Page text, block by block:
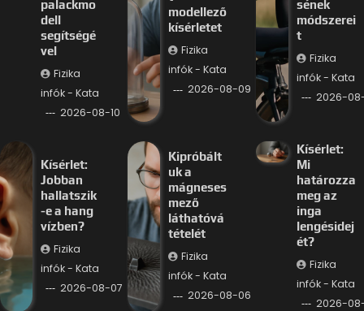
palackmo
dell
segítségé
vel
Fizika
infók - Kata
2026-08-10
modellező
kísérletet
Fizika
infók - Kata
2026-08-09
sének
módszerei
t
Fizika
infók - Kata
2026-
Kísérlet:
Jobban
hallatszik
-e a hang
vízben?
Fizika
infók - Kata
2026-08-07
Kipróbált
uk a
mágneses
mező
láthatóvá
tételét
Fizika
infók - Kata
2026-08-06
Kísérlet:
Mi
határozza
meg az
inga
lengésidej
ét?
Fizika
infók - Kata
2026-